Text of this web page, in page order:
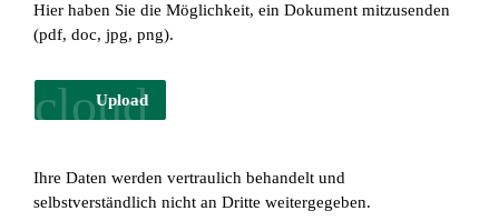
Hier haben Sie die Möglichkeit, ein Dokument mitzusenden
(pdf, doc, jpg, png).
cloud_upload
Upload
Ihre Daten werden vertraulich behandelt und
selbstverständlich nicht an Dritte weitergegeben.